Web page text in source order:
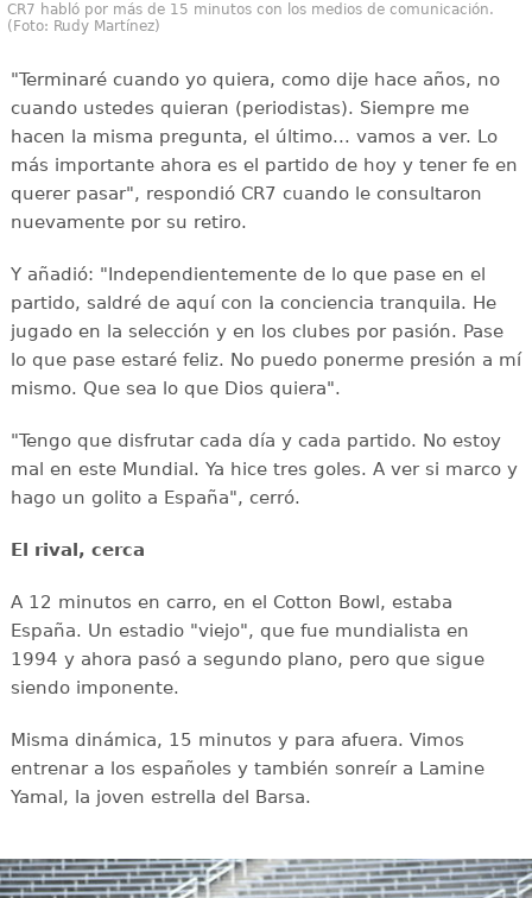
CR7 habló por más de 15 minutos con los medios de comunicación.
(Foto: Rudy Martínez)
"Terminaré cuando yo quiera, como dije hace años, no
cuando ustedes quieran (periodistas). Siempre me
hacen la misma pregunta, el último... vamos a ver. Lo
más importante ahora es el partido de hoy y tener fe en
querer pasar", respondió CR7 cuando le consultaron
nuevamente por su retiro.
Y añadió: "Independientemente de lo que pase en el
partido, saldré de aquí con la conciencia tranquila. He
jugado en la selección y en los clubes por pasión. Pase
lo que pase estaré feliz. No puedo ponerme presión a mí
mismo. Que sea lo que Dios quiera".
"Tengo que disfrutar cada día y cada partido. No estoy
mal en este Mundial. Ya hice tres goles. A ver si marco y
hago un golito a España", cerró.
El rival, cerca
A 12 minutos en carro, en el Cotton Bowl, estaba
España. Un estadio "viejo", que fue mundialista en
1994 y ahora pasó a segundo plano, pero que sigue
siendo imponente.
Misma dinámica, 15 minutos y para afuera. Vimos
entrenar a los españoles y también sonreír a Lamine
Yamal, la joven estrella del Barsa.